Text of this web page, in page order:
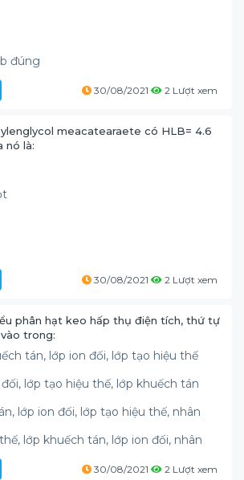
đúng
30/08/2021 2 Lượt xem
meacatearaete có HLB= 4.6
nó là:
30/08/2021 2 Lượt xem
phân hạt keo hấp thụ điện tích, thứ tự
trong:
tán, lớp ion đối, lớp tạo hiệu thế
lớp tạo hiệu thế, lớp khuếch tán
lớp ion đối, lớp tạo hiệu thế, nhân
lớp khuếch tán, lớp ion đối, nhân
30/08/2021 2 Lượt xem